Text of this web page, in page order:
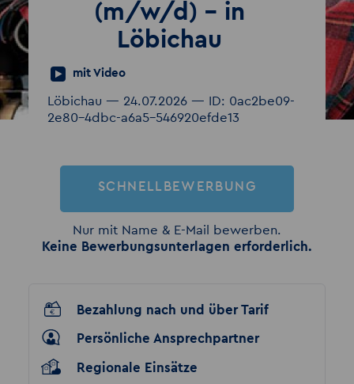
(m/w/d) - in
Löbichau
mit Video
Löbichau — 24.07.2026 — ID: 0ac2be09-
2e80-4dbc-a6a5-546920efde13
SCHNELLBEWERBUNG
Nur mit Name & E-Mail bewerben.
Keine Bewerbungsunterlagen erforderlich.
Bezahlung nach und über Tarif
Persönliche Ansprechpartner
Regionale Einsätze